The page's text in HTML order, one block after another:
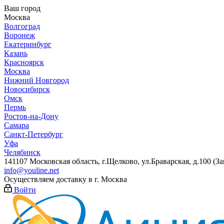
Ваш город
Москва
Волгоград
Воронеж
Екатеринбург
Казань
Красноярск
Москва
Нижний Новгород
Новосибирск
Омск
Пермь
Ростов-на-Дону
Самара
Санкт-Петербург
Уфа
Челябинск
141107 Московская область, г.Щелково, ул.Браварская, д.100
info@youline.net
Осуществляем доставку в г. Москва
Войти